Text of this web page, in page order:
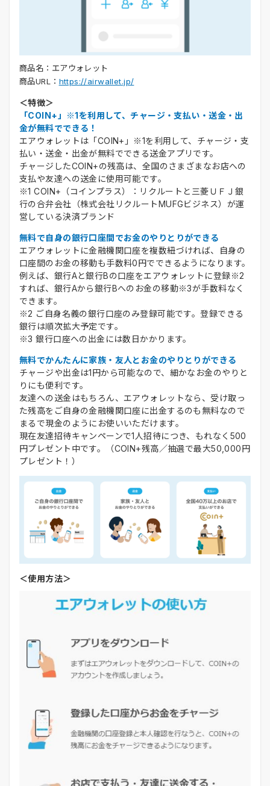
商品名：エアウォレット
商品URL： https://airwallet.jp/
＜特徴＞
「COIN+」※1を利用して、チャージ・支払い・送金・出
金が無料でできる！
エアウォレットは「COIN+」※1を利用して、チャージ・支
払い・送金・出金が無料でできる送金アプリです。
チャージしたCOIN+の残高は、全国のさまざまなお店への
支払や友達への送金に使用可能です。
※1 COIN+（コインプラス）：リクルートと三菱ＵＦＪ銀
行の合弁会社（株式会社リクルートMUFGビジネス）が運
営している決済ブランド
無料で自身の銀行口座間でお金のやりとりができる
エアウォレットに金融機関口座を複数紐づければ、自身の
口座間のお金の移動も手数料0円でできるようになります。
例えば、銀行Aと銀行Bの口座をエアウォレットに登録※2
すれば、銀行Aから銀行Bへのお金の移動※3が手数料なく
できます。
※2 ご自身名義の銀行口座のみ登録可能です。登録できる
銀行は順次拡大予定です。
※3 銀行口座への出金には数日かかります。
無料でかんたんに家族・友人とお金のやりとりができる
チャージや出金は1円から可能なので、細かなお金のやりと
りにも便利です。
友達への送金はもちろん、エアウォレットなら、受け取っ
た残高をご自身の金融機関口座に出金するのも無料なので
まるで現金のようにお使いいただけます。
現在友達招待キャンペーンで1人招待につき、もれなく500
円プレゼント中です。（COIN+残高／抽選で最大50,000円
プレゼント！）
＜使用方法＞